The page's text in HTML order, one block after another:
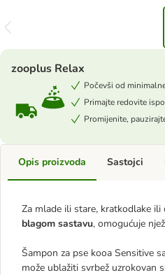
zooplus Relax
Počevši od
Primajte redovite
Promijenite,
Opis proizvoda
Za mlade ili stare, kratkodlake
blagom sastavu, omogućuje
Šampon za pse kooa Sensitive
može ublažiti svrbež uzrokovan
Sastojci